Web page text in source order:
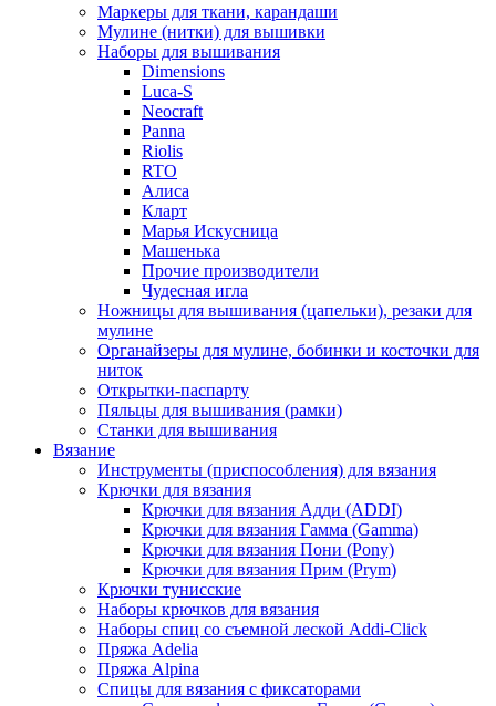
Маркеры для ткани, карандаши
Мулине (нитки) для вышивки
Наборы для вышивания
Dimensions
Luca-S
Neocraft
Panna
Riolis
RTO
Алиса
Кларт
Марья Искусница
Машенька
Прочие производители
Чудесная игла
Ножницы для вышивания (цапельки), резаки для
мулине
Органайзеры для мулине, бобинки и косточки для
ниток
Открытки-паспарту
Пяльцы для вышивания (рамки)
Станки для вышивания
Вязание
Инструменты (приспособления) для вязания
Крючки для вязания
Крючки для вязания Адди (ADDI)
Крючки для вязания Гамма (Gamma)
Крючки для вязания Пони (Pony)
Крючки для вязания Прим (Prym)
Крючки тунисские
Наборы крючков для вязания
Наборы спиц со съемной леской Addi-Click
Пряжа Adelia
Пряжа Alpina
Спицы для вязания с фиксаторами